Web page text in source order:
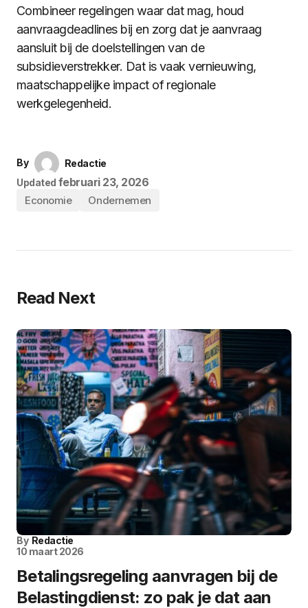
Combineer regelingen waar dat mag, houd
aanvraagdeadlines bij en zorg dat je aanvraag
aansluit bij de doelstellingen van de
subsidieverstrekker. Dat is vaak vernieuwing,
maatschappelijke impact of regionale
werkgelegenheid.
By
Redactie
Updated februari 23, 2026
Economie Ondernemen
Read Next
By Redactie
10 maart 2026
Betalingsregeling aanvragen bij de
Belastingdienst: zo pak je dat aan